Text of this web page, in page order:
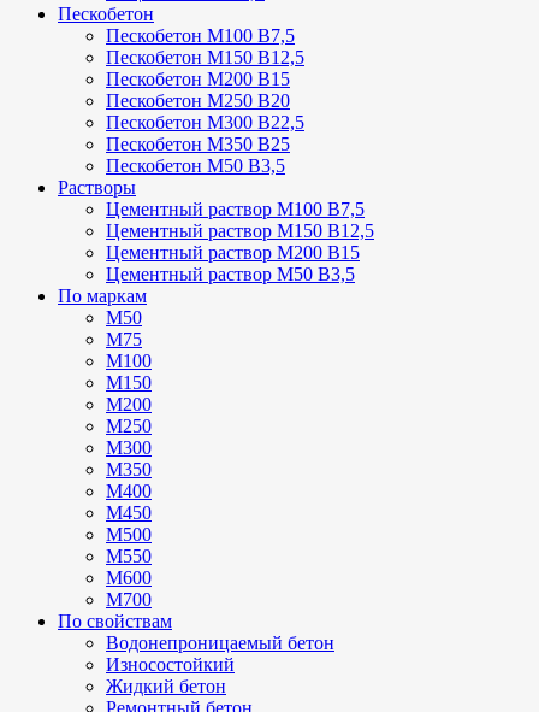
Пескобетон
Пескобетон М100 В7,5
Пескобетон М150 В12,5
Пескобетон М200 В15
Пескобетон М250 В20
Пескобетон М300 В22,5
Пескобетон М350 В25
Пескобетон М50 В3,5
Растворы
Цементный раствор М100 В7,5
Цементный раствор М150 В12,5
Цементный раствор М200 В15
Цементный раствор М50 В3,5
По маркам
М50
М75
М100
М150
М200
М250
М300
М350
М400
М450
М500
М550
М600
М700
По свойствам
Водонепроницаемый бетон
Износостойкий
Жидкий бетон
Ремонтный бетон